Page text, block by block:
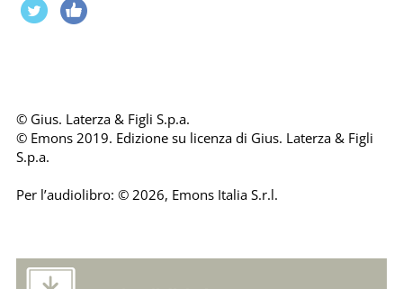
© Gius. Laterza & Figli S.p.a.
© Emons 2019. Edizione su licenza di Gius. Laterza & Figli
S.p.a.
Per l’audiolibro: © 2026, Emons Italia S.r.l.